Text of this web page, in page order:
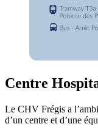
Centre
Le CHV Frégis a
d’un centre et d’une